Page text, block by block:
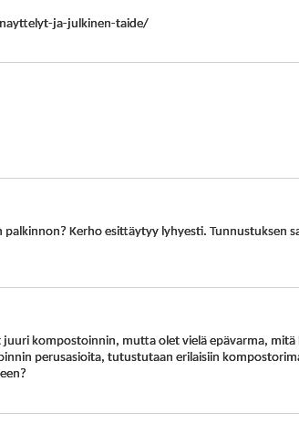
ja-julkinen-taide/
Kerho esittäytyy lyhyesti. Tunnustuksen
kompostoinnin, mutta olet vielä epävarma, mitä
perusasioita, tutustutaan erilaisiin